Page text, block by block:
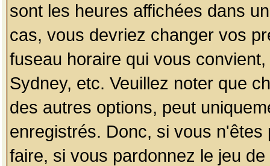
sont les heures affichées dans
cas, vous devriez changer vos
fuseau horaire qui vous
Sydney, etc. Veuillez noter que
des autres options, peut
enregistrés. Donc, si vous
faire, si vous pardonnez le jeu